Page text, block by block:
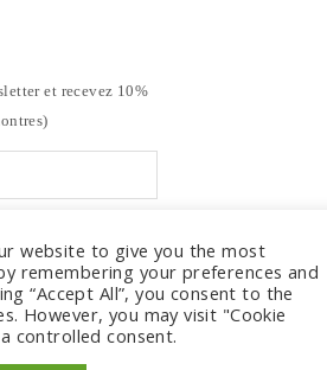
et recevez 10%
website to give you the most
remembering your preferences and
“Accept All”, you consent to the
However, you may visit "Cookie
controlled consent.